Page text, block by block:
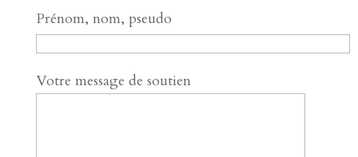
Prénom, nom, pseudo
Votre message de soutien